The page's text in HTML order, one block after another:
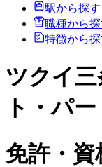
駅から探す
職種から探
特徴から探
ツクイ
ト・パ
免許・資